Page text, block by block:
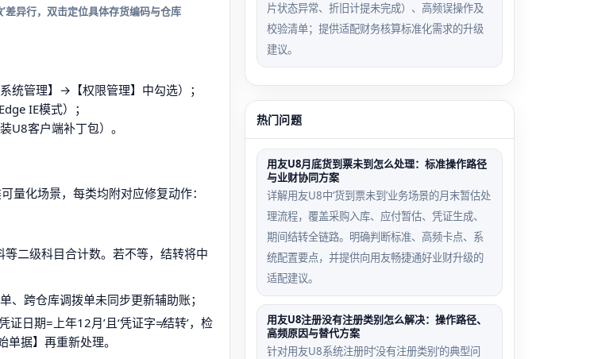
异行，双击定位具体存货编码与仓库
统管理】→【权限管理】中勾选）；
IE模式）；
U8客户端补丁包）。
量化场景，每类均附对应修复动作：
二级科目合计数。若不等，结转将中
、跨仓库调拨单未同步更新辅助账；
日期=上年12月’且‘凭证字≠结转’，检
据】再重新处理。
片状态异常、折旧计提未完成）、高频误操作及
校验清单；提供适配财务核算标准化需求的升级
建议。
热门问题
用友U8月底货到票未到怎么处理：标准操作路径
与业财协同方案
详解用友U8中‘货到票未到’业务场景的月末暂估处
理流程，覆盖采购入库、应付暂估、凭证生成、
期间结转全链路。明确判断标准、高频卡点、系
统配置要点，并提供向用友畅捷通好业财升级的
适配建议。
用友U8注册没有注册类别怎么解决：操作路径、
高频原因与替代方案
针对用友U8系统注册时‘没有注册类别’的典型问